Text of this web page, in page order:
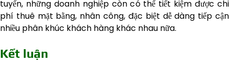
tuyến, những doanh nghiệp còn có thể tiết kiệm được chi
phí thuê mặt bằng, nhân công, đặc biệt dễ dàng tiếp cận
nhiều phân khúc khách hàng khác nhau nữa.
Kết luận